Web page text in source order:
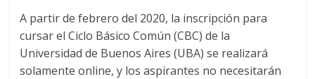
A partir de febrero del 2020, la inscripción para
cursar el Ciclo Básico Común (CBC) de la
Universidad de Buenos Aires (UBA) se realizará
solamente online, y los aspirantes no necesitarán